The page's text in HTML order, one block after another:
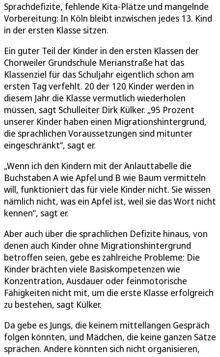
Sprachdefizite, fehlende Kita-Plätze und mangelnde
Vorbereitung: In Köln bleibt inzwischen jedes 13. Kind
in der ersten Klasse sitzen.
Ein guter Teil der Kinder in den ersten Klassen der
Chorweiler Grundschule Merianstraße hat das
Klassenziel für das Schuljahr eigentlich schon am
ersten Tag verfehlt. 20 der 120 Kinder werden in
diesem Jahr die Klasse vermutlich wiederholen
müssen, sagt Schulleiter Dirk Külker. „95 Prozent
unserer Kinder haben einen Migrationshintergrund,
die sprachlichen Voraussetzungen sind mitunter
eingeschränkt“, sagt er.
„Wenn ich den Kindern mit der Anlauttabelle die
Buchstaben A wie Apfel und B wie Baum vermitteln
will, funktioniert das für viele Kinder nicht. Sie wissen
nämlich nicht, was ein Apfel ist, weil sie das Wort nicht
kennen“, sagt er.
Aber auch über die sprachlichen Defizite hinaus, von
denen auch Kinder ohne Migrationshintergrund
betroffen seien, gebe es zahlreiche Probleme: Die
Kinder brächten viele Basiskompetenzen wie
Konzentration, Ausdauer oder feinmotorische
Fähigkeiten nicht mit, um die erste Klasse erfolgreich
zu bestehen, sagt Külker.
Da gebe es Jungs, die keinem mittellangen Gespräch
folgen könnten, und Mädchen, die keine ganzen Sätze
sprächen. Andere könnten sich nicht organisieren,